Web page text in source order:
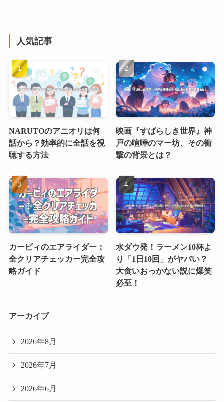
人気記事
NARUTOのアニオリは何
話から？効率的に全話を視
聴する方法
映画『すばらしき世界』神
戸の喧嘩のマー坊、その衝
撃の背景とは？
カービィのエアライダー：
全クリアチェッカー完全攻
略ガイド
水ダウ発！ラーメン10杯よ
り「1日10回」がヤバい？
大食いおっかない説に爆笑
必至！
アーカイブ
2026年8月
2026年7月
2026年6月